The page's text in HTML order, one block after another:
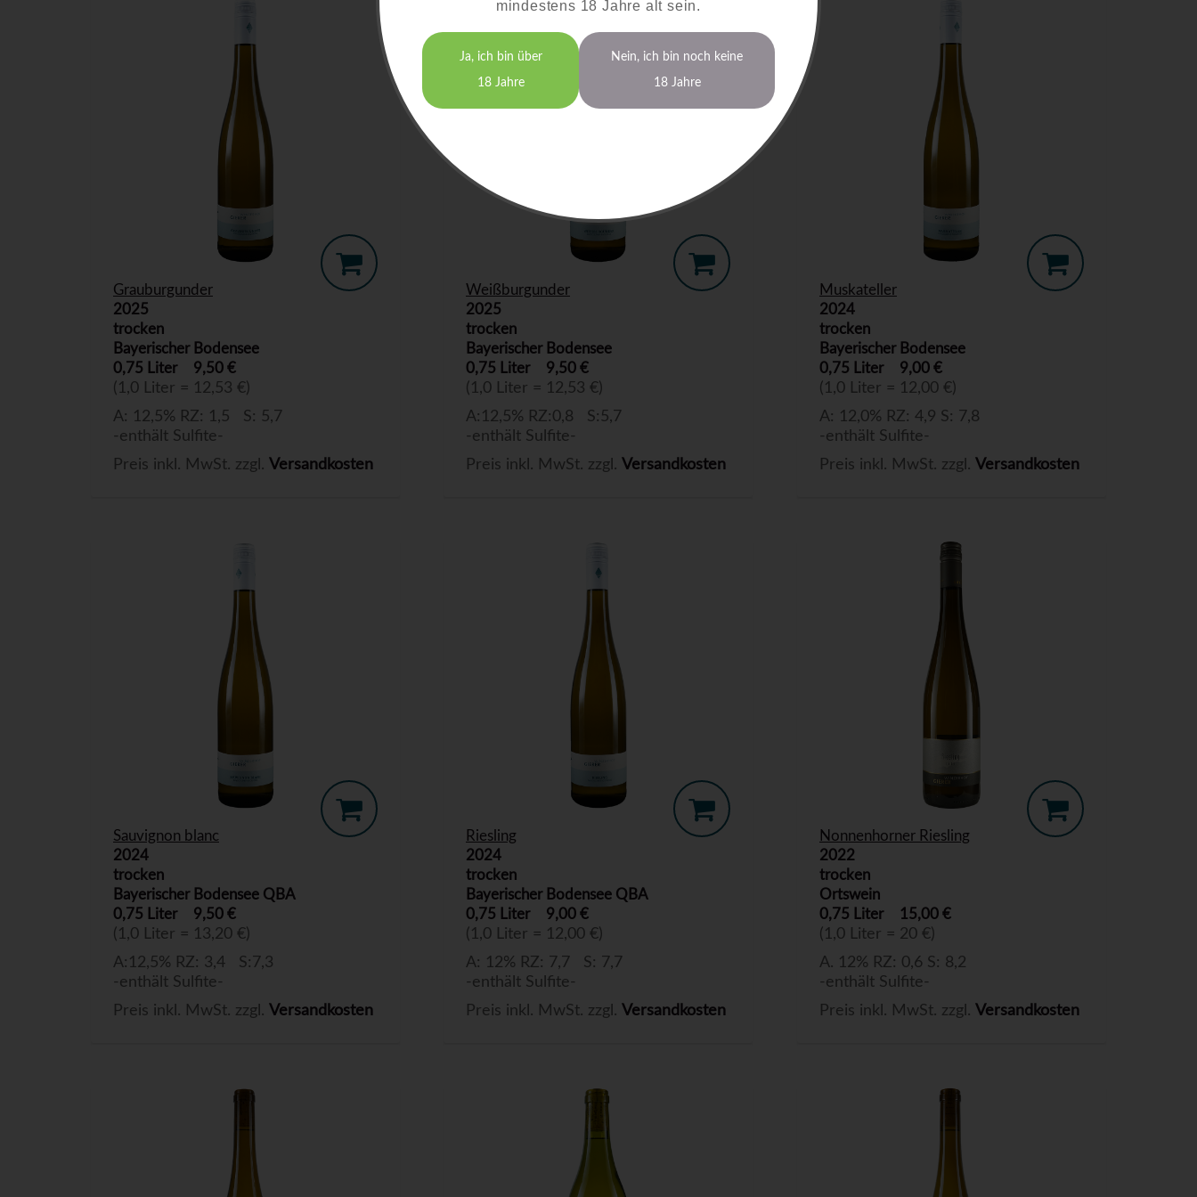
Grauburgunder
2025
trocken
Bayerischer Bodensee
0,75 Liter
9,50 €
(1,0 Liter = 12,53 €)
A: 12,5% RZ: 1,5 S: 5,7
-enthält Sulfite-
Preis inkl. MwSt. zzgl. Versandkosten
Weißburgunder
2025
trocken
Bayerischer Bodensee
0,75 Liter
9,50 €
(1,0 Liter = 12,53 €)
A:12,5% RZ:0,8 S:5,7
-enthält Sulfite-
Preis inkl. MwSt. zzgl. Versandkosten
Muskateller
2024
trocken
Bayerischer Bodensee
0,75 Liter
9,00 €
(1,0 Liter = 12,00 €)
A: 12,0% RZ: 4,9 S: 7,8
-enthält Sulfite-
Preis inkl. MwSt. zzgl. Versandkosten
Sauvignon blanc
2024
trocken
Bayerischer Bodensee QBA
0,75 Liter
9,50 €
(1,0 Liter = 13,20 €)
A:12,5% RZ: 3,4 S:7,3
-enthält Sulfite-
Preis inkl. MwSt. zzgl. Versandkosten
Riesling
2024
trocken
Bayerischer Bodensee QBA
0,75 Liter
9,00 €
(1,0 Liter = 12,00 €)
A: 12% RZ: 7,7 S: 7,7
-enthält Sulfite-
Preis inkl. MwSt. zzgl. Versandkosten
Nonnenhorner Riesling
2022
trocken
Ortswein
0,75 Liter
15,00 €
(1,0 Liter = 20 €)
A. 12% RZ: 0,6 S: 8,2
-enthält Sulfite-
Preis inkl. MwSt. zzgl. Versandkosten
mindestens 18 Jahre alt sein.
Ja, ich bin über
18 Jahre
Nein, ich bin noch keine
18 Jahre